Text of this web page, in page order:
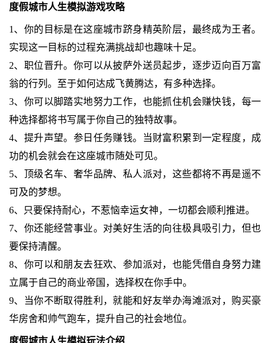
度假城市人生模拟游戏攻略
1、你的目标是在这座城市跻身精英阶层，最终成为王者。
实现这一目标的过程充满挑战却也趣味十足。
2、职位晋升。你可以从披萨外送员起步，逐步迈向百万富
翁的行列。至于如何达成飞黄腾达，有多种选择。
3、你可以脚踏实地努力工作，也能抓住机会赚快钱，每一
种选择都将书写属于你自己的独特故事。
4、提升声望。参日任务赚钱。当财富积累到一定程度，成
功的机会就会在这座城市随处可见。
5、顶级名车、奢华品牌、私人派对，这些都将不再是遥不
可及的梦想。
6、只要保持耐心，不惹恼幸运女神，一切都会顺利推进。
7、你还能经营事业。对美好生活的向往极具吸引力，但也
要保持清醒。
8、你可以和朋友去狂欢、参加派对，也能凭借自身努力建
立属于自己的商业帝国，选择权在你手中。
9、当你不断取得胜利，就能和好友举办海滩派对，购买豪
华房舍和帅气跑车，提升自己的社会地位。
度假城市人生模拟玩法介绍